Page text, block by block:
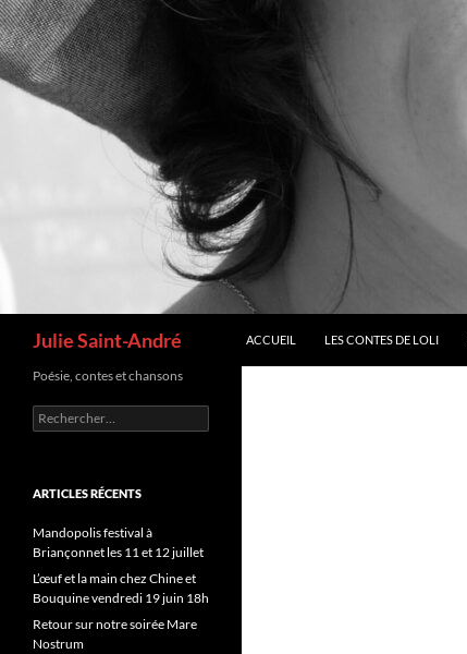
Julie Saint-André ACCUEIL LES CONTES DE LOLI
Poésie, contes et chansons
Rechercher :
ARTICLES RÉCENTS
Mandopolis festival à
Briançonnet les 11 et 12 juillet
L’œuf et la main chez Chine et
Bouquine vendredi 19 juin 18h
Retour sur notre soirée Mare
Nostrum